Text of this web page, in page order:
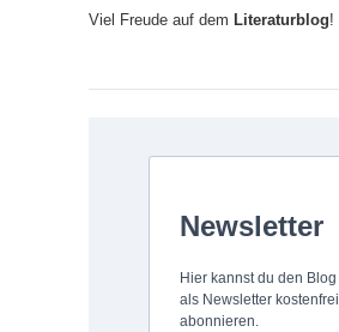
Viel Freude auf dem Literaturblog!
Newsletter
Hier kannst du den Blog
als Newsletter kostenfrei
abonnieren.